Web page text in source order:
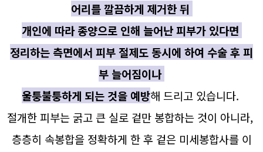
어리를 깔끔하게 제거한 뒤
개인에 따라 종양으로 인해 늘어난 피부가 있다면
정리하는 측면에서 피부 절제도 동시에 하여 수술 후 피
부 늘어짐이나
울퉁불퉁하게 되는 것을 예방해 드리고 있습니다.
절개한 피부는 굵고 큰 실로 겉만 봉합하는 것이 아니라,
층층히 속봉합을 정확하게 한 후 겉은 미세봉합사를 이